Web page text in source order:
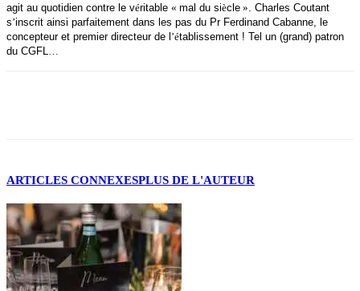
agit au quotidien contre le véritable « mal du siècle » . Charles Coutant
s’inscrit ainsi parfaitement dans les pas du Pr Ferdinand Cabanne, le
concepteur et premier directeur de l ’établissement ! Tel un (grand) patron
du CGFL
ARTICLES CONNEXESPLUS DE L'AUTEUR